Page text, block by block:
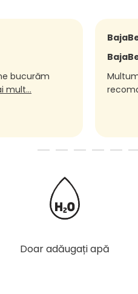
bucurăm
mult...
Doar adăugați apă